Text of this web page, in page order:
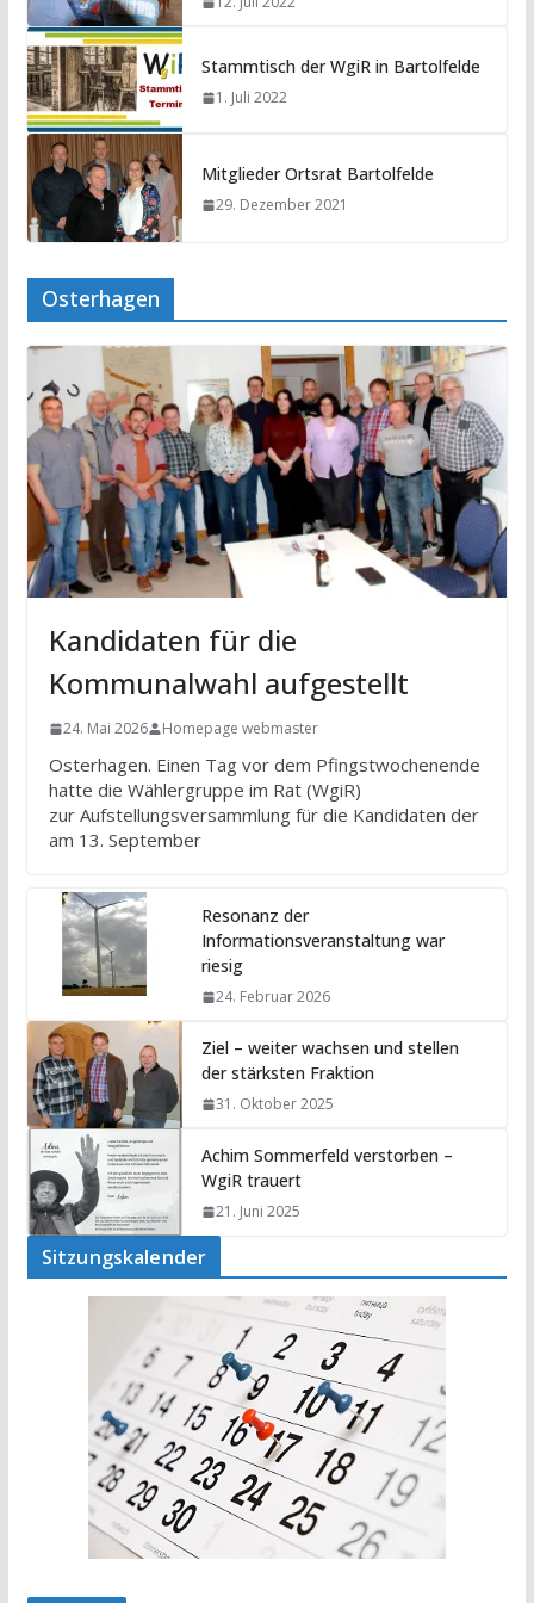
Stammtisch der WgiR in Bartolfelde
1. Juli 2022
Mitglieder Ortsrat Bartolfelde
29. Dezember 2021
Osterhagen
Kandidaten für die
Kommunalwahl aufgestellt
24. Mai 2026 Homepage webmaster
Osterhagen. Einen Tag vor dem Pfingstwochenende
hatte die Wählergruppe im Rat (WgiR)
zur Aufstellungsversammlung für die Kandidaten der
am 13. September
Resonanz der
Informationsveranstaltung war
riesig
24. Februar 2026
Ziel – weiter wachsen und stellen
der stärksten Fraktion
31. Oktober 2025
Achim Sommerfeld verstorben –
WgiR trauert
21. Juni 2025
Sitzungskalender